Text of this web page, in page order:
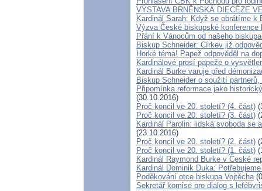
VÝSTAVA BRNĚNSKÁ DIECÉZE
Kardinál Sarah: Když se obrátíme
Výzva České biskupské
Přání k Vánocům od našeho
Biskup Schneider: Církev již
Horké téma! Papež odpověděl na
Kardinálové prosí papeže o
Kardinál Burke varuje před
Biskup Schneider o soužití
Připomínka reformace jako
(30.10.2016)
Proč koncil ve 20. století? (4. část)
Proč koncil ve 20. století? (3. část)
Kardinál Parolin: lidská svoboda se
(23.10.2016)
Proč koncil ve 20. století? (2. část)
Proč koncil ve 20. století? (1. část)
Kardinál Raymond Burke v České
Kardinál Dominik Duka:
Poděkování otce biskupa Vojtěcha
Sekretář komise pro dialog s